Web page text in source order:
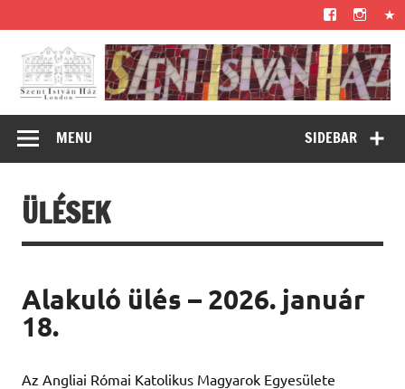
content
Szent István Ház
– London
– az angliai római katolikus magyarok otthona –
SIDEBAR
MENU
ÜLÉSEK
Alakuló ülés – 2026. január
18.
Az Angliai Római Katolikus Magyarok Egyesülete